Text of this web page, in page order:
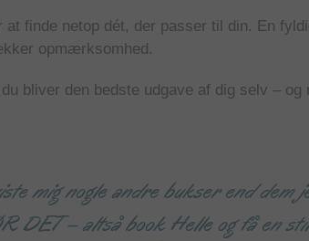
finde netop dét, der passer til din. En
opmærksomhed.
bliver den bedste udgave af dig selv –
mig nogle andre bukser end dem
DET – altså book Helle og få en